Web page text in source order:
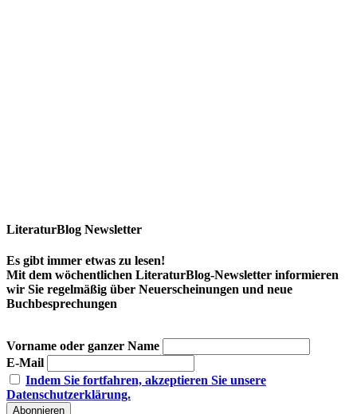
LiteraturBlog Newsletter
Es gibt immer etwas zu lesen!
Mit dem wöchentlichen LiteraturBlog-Newsletter informieren
wir Sie regelmäßig über Neuerscheinungen und neue
Buchbesprechungen
Vorname oder ganzer Name
E-Mail
Indem Sie fortfahren, akzeptieren Sie unsere
Datenschutzerklärung.